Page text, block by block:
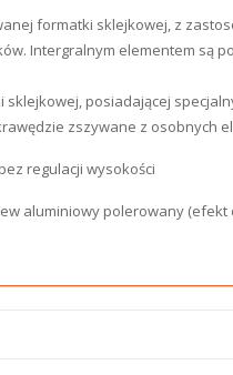
formatki sklejkowej, z
Intergralnym elementem są
posiadającej
zszywane z osobnych
regulacji wysokości
aluminiowy polerowany (efekt